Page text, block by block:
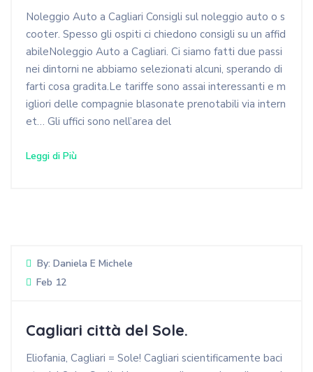
Noleggio Auto a Cagliari Consigli sul noleggio auto o s
cooter. Spesso gli ospiti ci chiedono consigli su un affid
abileNoleggio Auto a Cagliari. Ci siamo fatti due passi
nei dintorni ne abbiamo selezionati alcuni, sperando di
farti cosa gradita.Le tariffe sono assai interessanti e m
igliori delle compagnie blasonate prenotabili via intern
et… Gli uffici sono nell’area del
Leggi di Più
By: Daniela E Michele
Feb 12
Cagliari città del Sole.
Eliofania, Cagliari = Sole! Cagliari scientificamente baci